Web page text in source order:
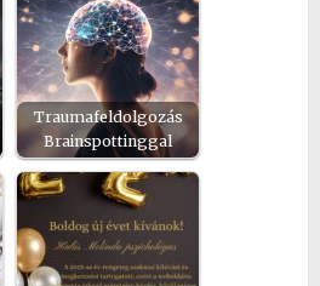
Traumafeldolgozás
Brainspottinggal